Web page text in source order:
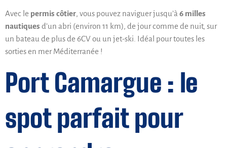
Avec le permis côtier, vous pouvez naviguer jusqu’à 6 milles
nautiques d’un abri (environ 11 km), de jour comme de nuit, sur
un bateau de plus de 6CV ou un jet-ski. Idéal pour toutes les
sorties en mer Méditerranée !
Port Camargue : le
spot parfait pour